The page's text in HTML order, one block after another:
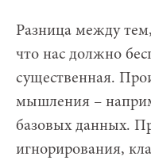
Разница между
что нас должно
существенная.
мышления –
базовых данных.
игнорирования,